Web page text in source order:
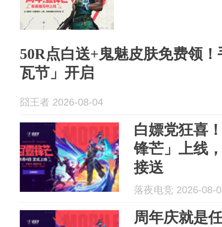
50R点白送+鬼魅皮肤免费领
瓦节」开启
囧王者 2026-08-04
白嫖党狂喜
锋芒」上线
接送
落夜电竞 2026-08-
周年庆就是